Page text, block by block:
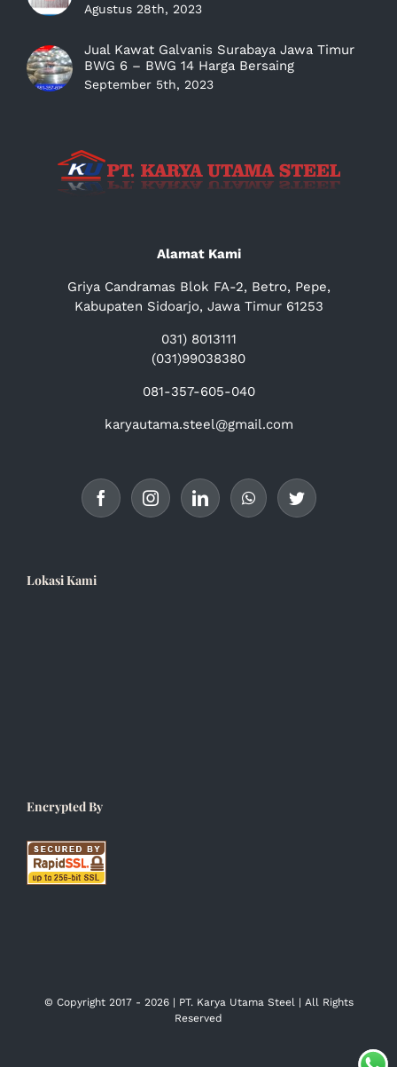
Agustus 28th, 2023
Jual Kawat Galvanis Surabaya Jawa Timur
BWG 6 – BWG 14 Harga Bersaing
September 5th, 2023
Alamat Kami
Griya Candramas Blok FA-2, Betro, Pepe,
Kabupaten Sidoarjo, Jawa Timur 61253
031) 8013111
(031)99038380
081-357-605-040
karyautama.steel@gmail.com
Lokasi Kami
Encrypted By
© Copyright 2017 - 2026 | PT. Karya Utama Steel | All Rights
Reserved